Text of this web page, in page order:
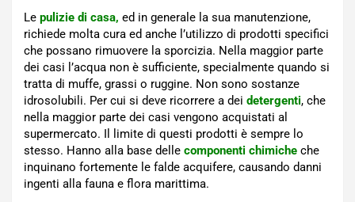
Le pulizie di casa, ed in generale la sua manutenzione,
richiede molta cura ed anche l’utilizzo di prodotti specifici
che possano rimuovere la sporcizia. Nella maggior parte
dei casi l’acqua non è sufficiente, specialmente quando si
tratta di muffe, grassi o ruggine. Non sono sostanze
idrosolubili. Per cui si deve ricorrere a dei detergenti, che
nella maggior parte dei casi vengono acquistati al
supermercato. Il limite di questi prodotti è sempre lo
stesso. Hanno alla base delle componenti chimiche che
inquinano fortemente le falde acquifere, causando danni
ingenti alla fauna e flora marittima.